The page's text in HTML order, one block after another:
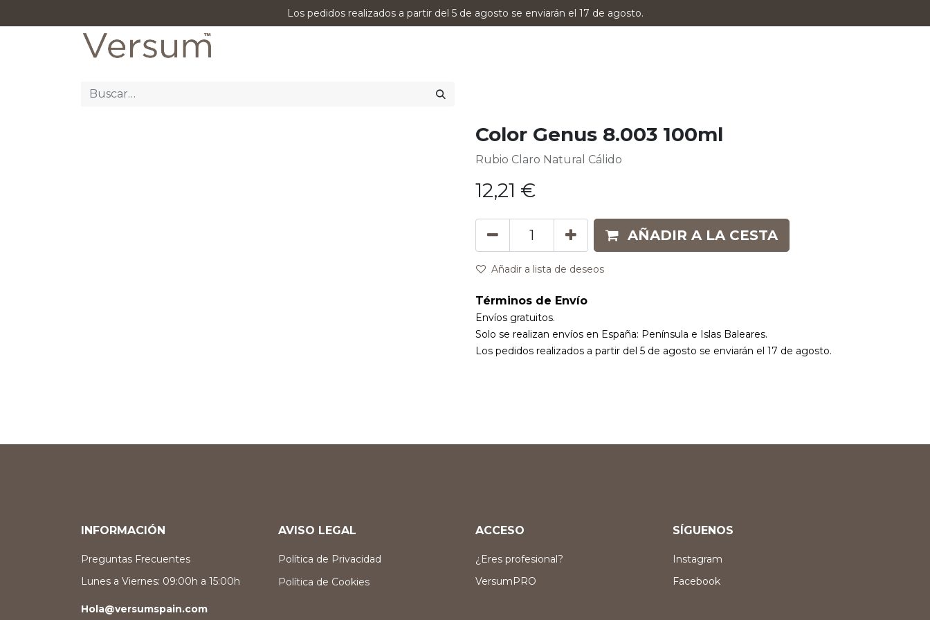
Los pedidos realizados a partir del 5 de agosto se enviarán el 17 de agosto.
Color Genus 8.003 100ml
Rubio Claro Natural Cálido
12,21 €
AÑADIR A LA CESTA
Añadir a lista de deseos
Términos de Envío
Envíos gratuitos.
Solo se realizan envíos en España: Península e Islas Baleares.
Los pedidos realizados a partir del 5 de agosto se enviarán el 17 de agosto.
INFORMACIÓN
Preguntas Frecuentes
Lunes a Viernes: 09:00h a 15:00h
Hola@versumspain.com
AVISO LEGAL
Política de Privacidad
Política de Cookies
ACCESO
¿Eres profesional?
VersumPRO
SÍGUENOS
Instagram
Facebook